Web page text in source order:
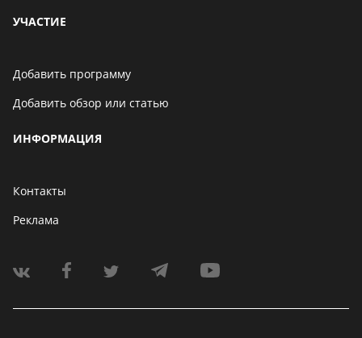
УЧАСТИЕ
Добавить программу
Добавить обзор или статью
ИНФОРМАЦИЯ
Контакты
Реклама